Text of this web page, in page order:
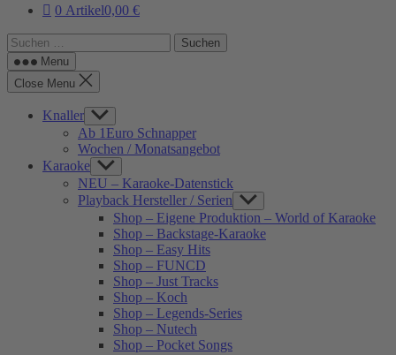
0 Artikel0,00 €
Suchen
nach: Menu
Close Menu
Knaller Show
sub
menu
Ab 1Euro Schnapper
Wochen / Monatsangebot
Karaoke Show
sub
menu
NEU – Karaoke-Datenstick
Playback Hersteller / Serien Show
sub
menu
Shop – Eigene Produktion – World of Karaoke
Shop – Backstage-Karaoke
Shop – Easy Hits
Shop – FUNCD
Shop – Just Tracks
Shop – Koch
Shop – Legends-Series
Shop – Nutech
Shop – Pocket Songs